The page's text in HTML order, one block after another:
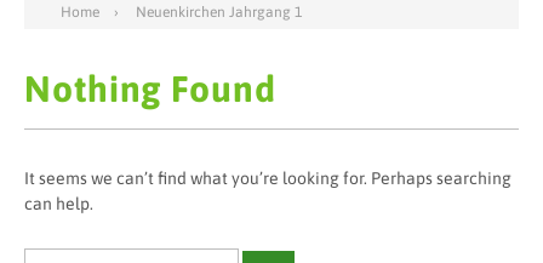
Home Neuenkirchen Jahrgang 1
Nothing Found
It seems we can’t find what you’re looking for. Perhaps searching
can help.